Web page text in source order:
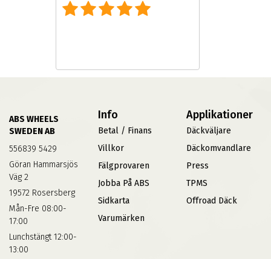
ABS WHEELS
SWEDEN AB
556839 5429
Göran Hammarsjös
Väg 2
19572 Rosersberg
Mån-Fre 08:00-
17:00
Lunchstängt 12:00-
13:00
Info
Betal / Finans
Villkor
Fälgprovaren
Jobba På ABS
Sidkarta
Varumärken
Applikationer
Däckväljare
Däckomvandlare
Press
TPMS
Offroad Däck